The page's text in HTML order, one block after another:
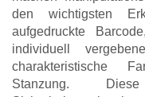
den wichtigsten
aufgedruckte
individuell
charakteristische
Stanzung.